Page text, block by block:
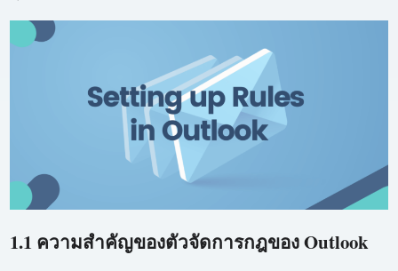
1.1 ความสำคัญของตัวจัดการกฎของ Outlook